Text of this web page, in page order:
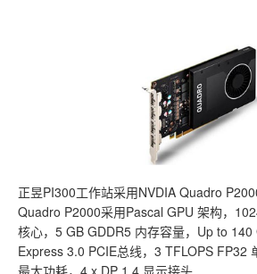
正昱PI300工作站采用NVDIA Quadro
Quadro P2000采用Pascal GPU 架构，
核心，5 GB GDDR5 内存容量，Up to 140
Express 3.0 PCIE总线，3 TFLOPS FP32
最大功耗，4 x DP 1.4 显示接头